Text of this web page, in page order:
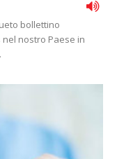
bollettino
nostro Paese in